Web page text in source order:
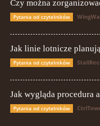
Czy można
Pytania od czytelników
Jak linie lotnicze
Pytania od czytelników
Jak wygląda procedura
Pytania od czytelników